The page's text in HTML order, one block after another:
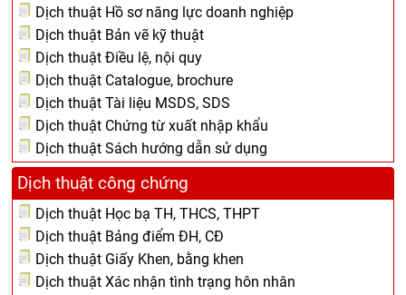
Dịch thuật Hồ sơ năng lực doanh nghiệp
Dịch thuật Bản vẽ kỹ thuật
Dịch thuật Điều lệ, nội quy
Dịch thuật Catalogue, brochure
Dịch thuật Tài liệu MSDS, SDS
Dịch thuật Chứng từ xuất nhập khẩu
Dịch thuật Sách hướng dẫn sử dụng
Dịch thuật công chứng
Dịch thuật Học bạ TH, THCS, THPT
Dịch thuật Bảng điểm ĐH, CĐ
Dịch thuật Giấy Khen, bằng khen
Dịch thuật Xác nhận tình trạng hôn nhân